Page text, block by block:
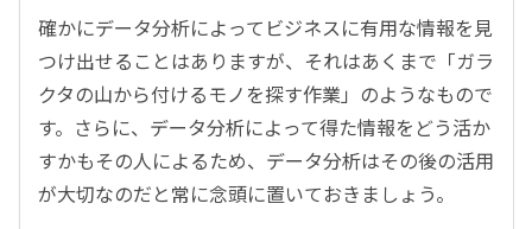
確かにデータ分析によってビジネスに有用な情報を見
つけ出せることはありますが、それはあくまで「ガラ
クタの山から付けるモノを探す作業」のようなもので
す。さらに、データ分析によって得た情報をどう活か
すかもその人によるため、データ分析はその後の活用
が大切なのだと常に念頭に置いておきましょう。